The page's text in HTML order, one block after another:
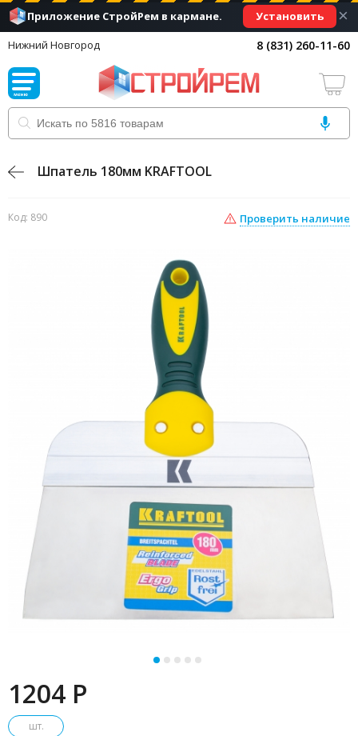
Приложение СтройРем в кармане. Установить ×
Нижний Новгород 8 (831) 260-11-60
Шпатель 180мм KRAFTOOL
Код: 890 Проверить наличие
1204 P
шт.